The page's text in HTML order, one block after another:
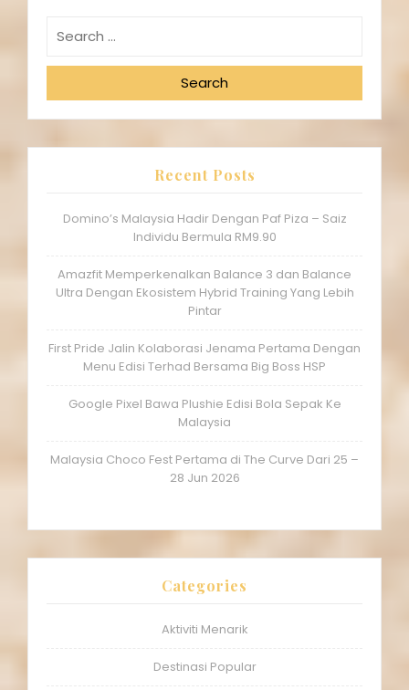
Search
Recent Posts
Domino’s Malaysia Hadir Dengan Paf Piza – Saiz
Individu Bermula RM9.90
Amazfit Memperkenalkan Balance 3 dan Balance
Ultra Dengan Ekosistem Hybrid Training Yang Lebih
Pintar
First Pride Jalin Kolaborasi Jenama Pertama Dengan
Menu Edisi Terhad Bersama Big Boss HSP
Google Pixel Bawa Plushie Edisi Bola Sepak Ke
Malaysia
Malaysia Choco Fest Pertama di The Curve Dari 25 –
28 Jun 2026
Categories
Aktiviti Menarik
Destinasi Popular